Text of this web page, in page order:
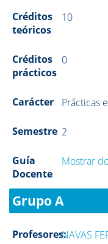
Créditos
teóricos
10
Créditos
prácticos
0
Carácter Prácticas
Semestre 2
Guía
Docente
Mostrar
Grupo A
Profesores:NAVAS